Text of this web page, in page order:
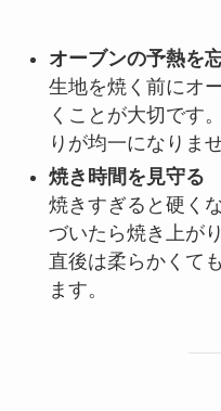
オーブンの予熱を
生地を焼く前にオ
くことが大切です
りが均一になりませ
焼き時間を見守る
焼きすぎると硬く
づいたら焼き上が
直後は柔らかくて
ます。